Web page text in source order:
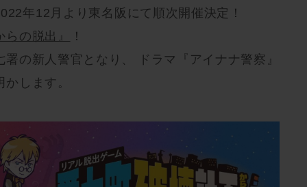
年12月より東名阪にて順次開催決定！
らの脱出』
！
の新人警官となり、 ドラマ『アイナナ警察』
します。